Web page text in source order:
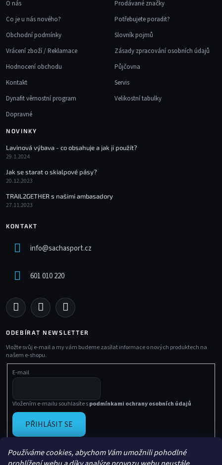
Používáme cookies, abychom Vám umožnili pohodlné
O nás
Co je u nás nového?
Obchodní podmínky
Vrácení zboží / Reklamace
Hodnocení obchodu
Kontakt
Dynafit věrnostní program
Dopravné
Prodávané značky
Potřebujete poradit?
Slovník pojmů
Zásady zpracování osobních údajů
Půjčovna
Servis
Velikostní tabulky
NOVINKY
Lavinová výbava - co obsahuje a jak ji použít?
29.1.2024
Jak se starat o skialpové pásy?
20.12.2023
TRAIL2GETHER s našimi ambasadory
27.11.2023
KONTAKT
info@sachasport.cz
601 010 220
ODEBÍRAT NEWSLETTER
Vložte svůj e-mail a my vám budeme zasílat informace o nových produktech na
našem e-shopu.
E-mail
Vložením e-mailu souhlasíte spodmínkami ochrany osobních údajů
PŘIHLÁSIT SE